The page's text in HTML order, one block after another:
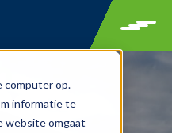
computer op.
informatie te
website omgaat